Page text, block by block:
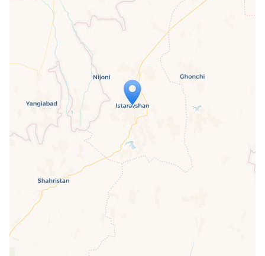
Travelers' Map is loading...
If you see this after your page is
loaded completely, leafletJS files are
missing.